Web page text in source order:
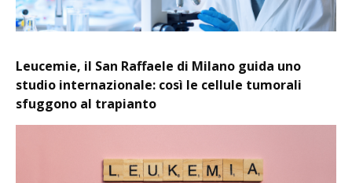
Leucemie, il San Raffaele di Milano guida uno
studio internazionale: così le cellule tumorali
sfuggono al trapianto